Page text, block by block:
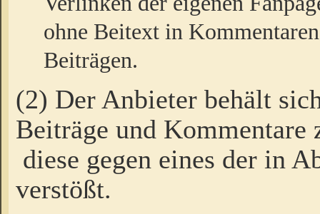
ohne Beitext in
Beiträgen.
(2) Der Anbieter behält
Beiträge und Kommentare
diese gegen eines der in
verstößt.